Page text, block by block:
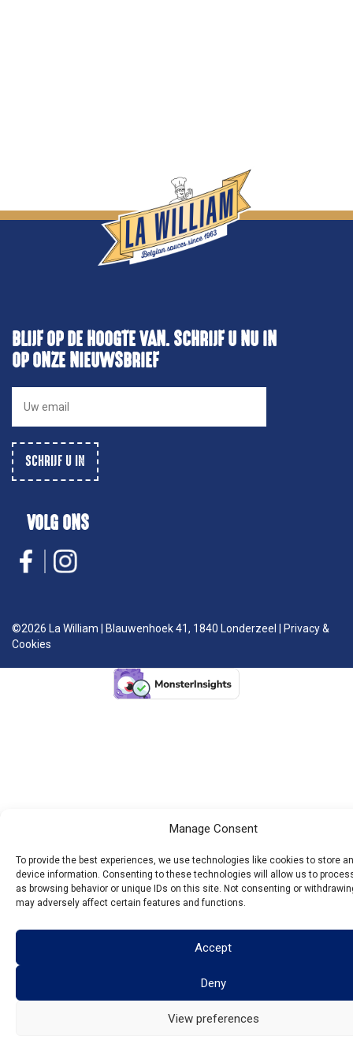
Manage Consent
To provide the best experiences, we use technologies like cookies to store
device information. Consenting to these technologies will allow us to
as browsing behavior or unique IDs on this site. Not consenting or
may adversely affect certain features and functions.
Accept
Deny
View preferences
BLIJF OP DE HOOGTE VAN. SCHRIJF U NU IN
OP ONZE NIEUWSBRIEF
VOLG ONS
©2026 La William Blauwenhoek 41, 1840 Londerzeel
Privacy &
Cookies